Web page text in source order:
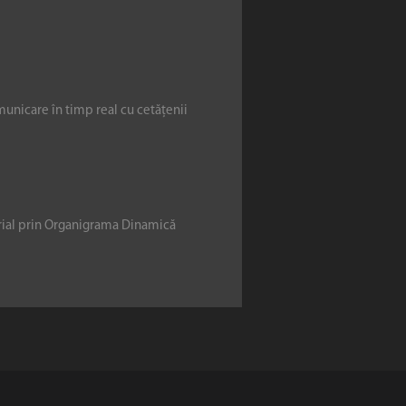
în timp real cu cetățenii
prin Organigrama Dinamică